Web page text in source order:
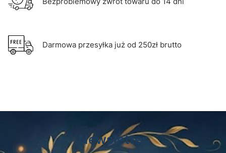
Darmowa przesyłka już od 250zł brutto
Newsletter